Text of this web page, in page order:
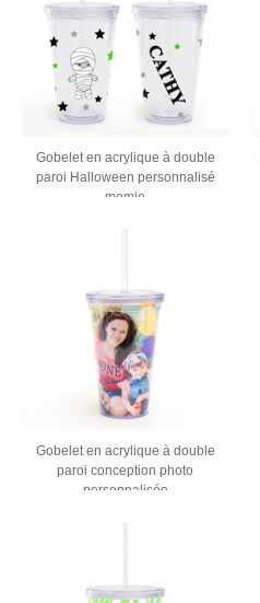
Gobelet en acrylique à double
paroi Halloween personnalisé
momie
Gobelet en acrylique à double
paroi conception photo
personnalisée